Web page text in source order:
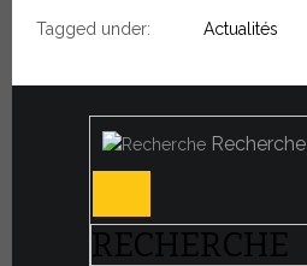
Tagged under: Actualités
Recherche
RECHERCHE